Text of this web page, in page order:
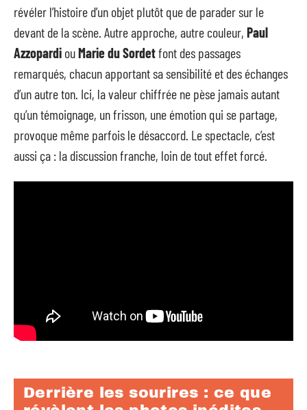
révéler l’histoire d’un objet plutôt que de parader sur le
devant de la scène. Autre approche, autre couleur, Paul
Azzopardi ouMarie du Sordetfont des passages
remarqués, chacun apportant sa sensibilité et des échanges
d’un autre ton. Ici, la valeur chiffrée ne pèse jamais autant
qu’un témoignage, un frisson, une émotion qui se partage,
provoque même parfois le désaccord. Le spectacle, c’est
aussi ça : la discussion franche, loin de tout effet forcé.
Derrière les sourires : ce que